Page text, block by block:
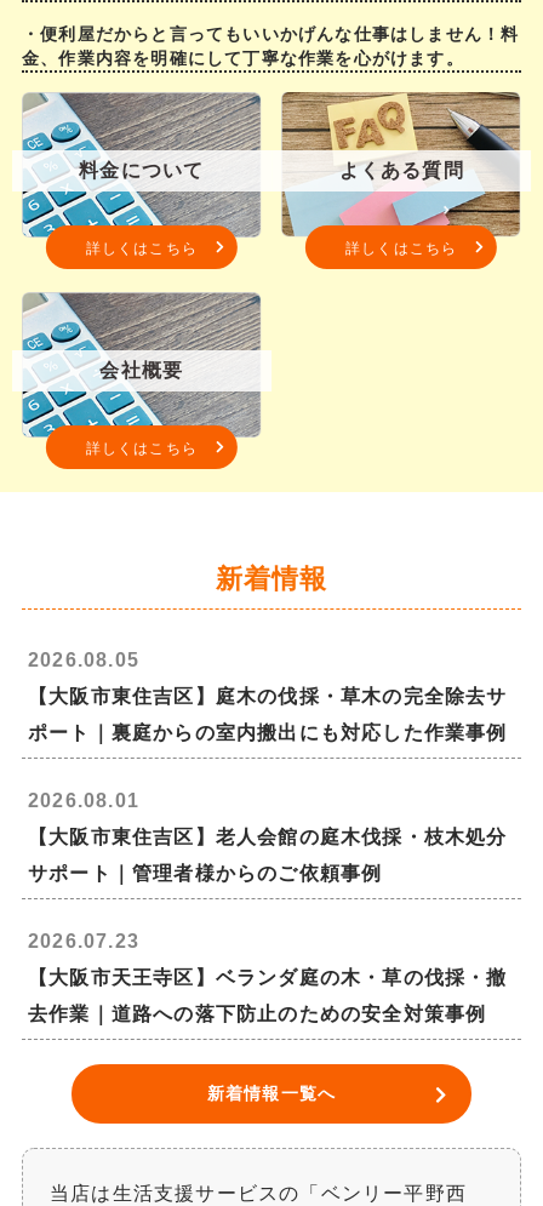
・便利屋だからと言ってもいいかげんな仕事はしません！料
金、作業内容を明確にして丁寧な作業を心がけます。
料金について
詳しくはこちら
よくある質問
詳しくはこちら
会社概要
詳しくはこちら
新着情報
2026.08.05
【大阪市東住吉区】庭木の伐採・草木の完全除去サ
ポート｜裏庭からの室内搬出にも対応した作業事例
2026.08.01
【大阪市東住吉区】老人会館の庭木伐採・枝木処分
サポート｜管理者様からのご依頼事例
2026.07.23
【大阪市天王寺区】ベランダ庭の木・草の伐採・撤
去作業｜道路への落下防止のための安全対策事例
新着情報一覧へ
当店は生活支援サービスの「ベンリー平野西